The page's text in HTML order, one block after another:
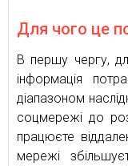
Для чого це
В першу чергу,
інформація
діапазоном
соцмережі до
працюєте
мережі